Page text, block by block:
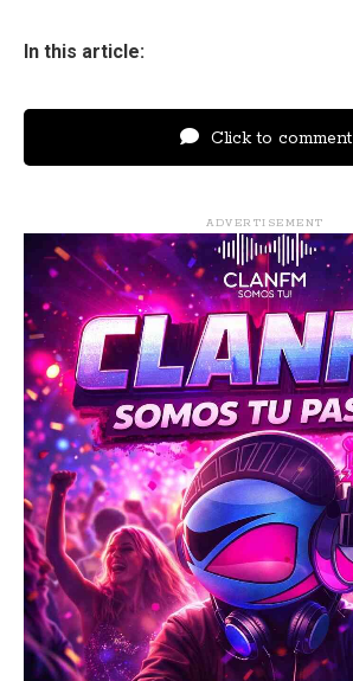
In this article:
Click to comment
ADVERTISEMENT